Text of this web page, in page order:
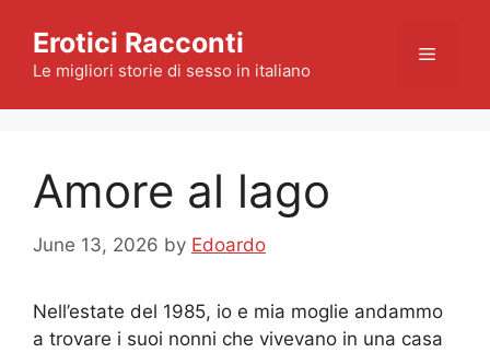
content
Erotici Racconti
Le migliori storie di sesso in italiano
Menu
Amore al lago
June 13, 2026 by Edoardo
Nell’estate del 1985, io e mia moglie andammo
a trovare i suoi nonni che vivevano in una casa